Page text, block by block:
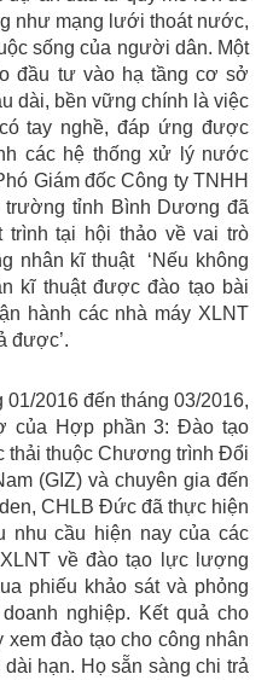
như mạng lưới thoát nước,
sống của người dân. Một
đầu tư vào hạ tầng cơ sở
dài, bền vững chính là việc
tay nghề, đáp ứng được
các hệ thống xử lý nước
Giám đốc Công ty TNHH
tỉnh Bình Dương đã
trình tại hội thảo về vai trò
nhân kĩ thuật ‘Nếu không
kĩ thuật được đào tạo bài
hành các nhà máy XLNT
được’.
2016 đến tháng 03/2016,
của Hợp phần 3: Đào tạo
thải thuộc Chương trình Đổi
(GIZ) và chuyên gia đến
CHLB Đức đã thực hiện
nhu cầu hiện nay của các
về đào tạo lực lượng
phiếu khảo sát và phỏng
nghiệp. Kết quả cho
đào tạo cho công nhân
hạn. Họ sẵn sàng chi trả